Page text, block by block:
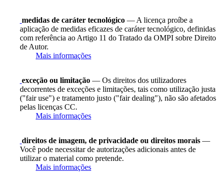
medidas de caráter tecnológico — A licença proíbe a
aplicação de medidas eficazes de caráter tecnológico, definidas
com referência ao Artigo 11 do Tratado da OMPI sobre Direito
de Autor.
Mais informações
exceção ou limitação — Os direitos dos utilizadores
decorrentes de exceções e limitações, tais como utilização justa
("fair use") e tratamento justo ("fair dealing"), não são afetados
pelas licenças CC.
Mais informações
direitos de imagem, de privacidade ou direitos morais —
Você pode necessitar de autorizações adicionais antes de
utilizar o material como pretende.
Mais informações